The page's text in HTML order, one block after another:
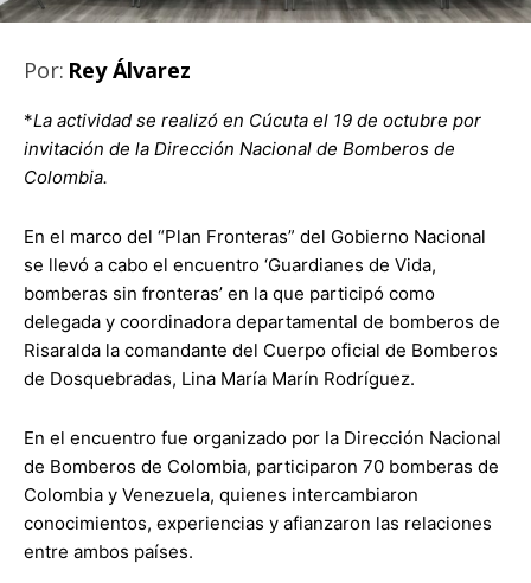
Por: Rey Álvarez
*La actividad se realizó en Cúcuta el 19 de octubre por
invitación de la Dirección Nacional de Bomberos de
Colombia.
En el marco del “Plan Fronteras” del Gobierno Nacional
se llevó a cabo el encuentro ‘Guardianes de Vida,
bomberas sin fronteras’ en la que participó como
delegada y coordinadora departamental de bomberos de
Risaralda la comandante del Cuerpo oficial de Bomberos
de Dosquebradas, Lina María Marín Rodríguez.
En el encuentro fue organizado por la Dirección Nacional
de Bomberos de Colombia, participaron 70 bomberas de
Colombia y Venezuela, quienes intercambiaron
conocimientos, experiencias y afianzaron las relaciones
entre ambos países.